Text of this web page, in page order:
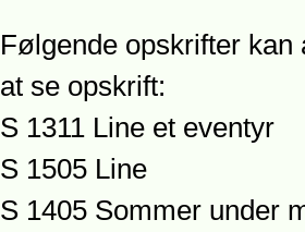
Følgende opskrifter
at se opskrift:
S 1311 Line et eventyr
S 1505 Line
S 1405 Sommer under